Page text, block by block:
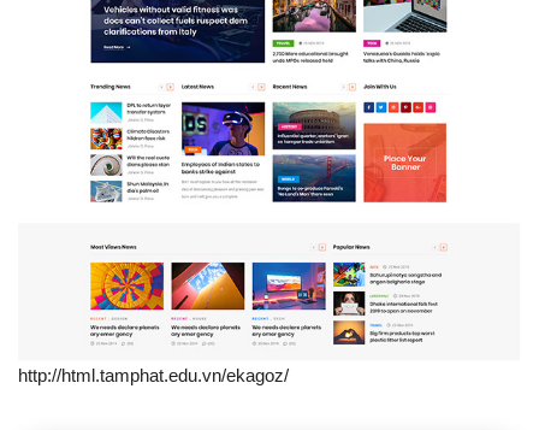
http://html.tamphat.edu.vn/ekagoz/